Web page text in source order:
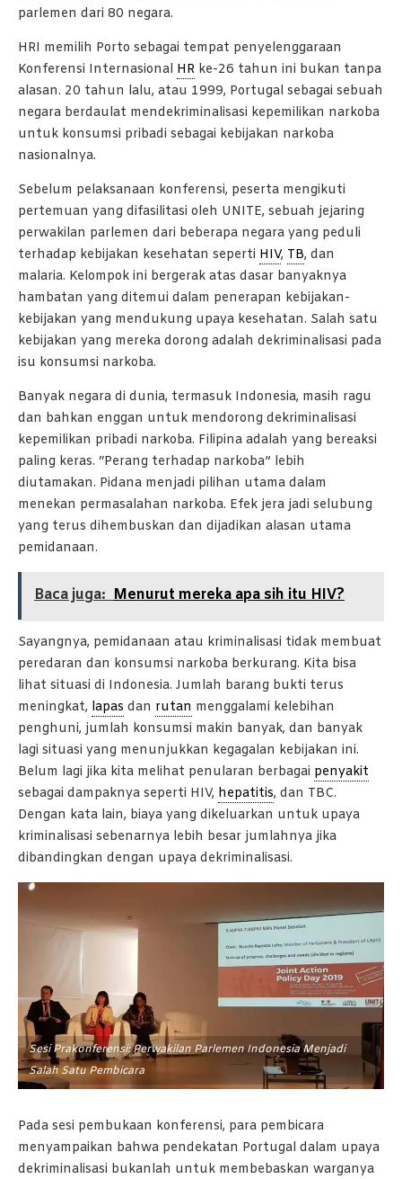
parlemen dari 80 negara.
HRI memilih Porto sebagai tempat penyelenggaraan
Konferensi Internasional HR ke-26 tahun ini bukan tanpa
alasan. 20 tahun lalu, atau 1999, Portugal sebagai sebuah
negara berdaulat mendekriminalisasi kepemilikan narkoba
untuk konsumsi pribadi sebagai kebijakan narkoba
nasionalnya.
Sebelum pelaksanaan konferensi, peserta mengikuti
pertemuan yang difasilitasi oleh UNITE, sebuah jejaring
perwakilan parlemen dari beberapa negara yang peduli
terhadap kebijakan kesehatan seperti HIV, TB, dan
malaria. Kelompok ini bergerak atas dasar banyaknya
hambatan yang ditemui dalam penerapan kebijakan-
kebijakan yang mendukung upaya kesehatan. Salah satu
kebijakan yang mereka dorong adalah dekriminalisasi pada
isu konsumsi narkoba.
Banyak negara di dunia, termasuk Indonesia, masih ragu
dan bahkan enggan untuk mendorong dekriminalisasi
kepemilikan pribadi narkoba. Filipina adalah yang bereaksi
paling keras. “Perang terhadap narkoba” lebih
diutamakan. Pidana menjadi pilihan utama dalam
menekan permasalahan narkoba. Efek jera jadi selubung
yang terus dihembuskan dan dijadikan alasan utama
pemidanaan.
Baca juga: Menurut mereka apa sih itu HIV?
Sayangnya, pemidanaan atau kriminalisasi tidak membuat
peredaran dan konsumsi narkoba berkurang. Kita bisa
lihat situasi di Indonesia. Jumlah barang bukti terus
meningkat, lapas dan rutan menggalami kelebihan
penghuni, jumlah konsumsi makin banyak, dan banyak
lagi situasi yang menunjukkan kegagalan kebijakan ini.
Belum lagi jika kita melihat penularan berbagai penyakit
sebagai dampaknya seperti HIV, hepatitis, dan TBC.
Dengan kata lain, biaya yang dikeluarkan untuk upaya
kriminalisasi sebenarnya lebih besar jumlahnya jika
dibandingkan dengan upaya dekriminalisasi.
Sesi Prakonferensi: Perwakilan Parlemen Indonesia Menjadi
Salah Satu Pembicara
Pada sesi pembukaan konferensi, para pembicara
menyampaikan bahwa pendekatan Portugal dalam upaya
dekriminalisasi bukanlah untuk membebaskan warganya